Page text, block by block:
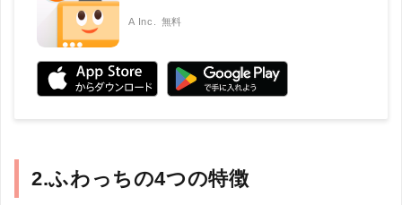
A Inc. 無料
2.ふわっちの4つの特徴